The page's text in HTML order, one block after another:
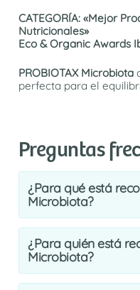
CATEGORÍA: «Mejor
Nutricionales»
Eco & Organic Awards
PROBIOTAX Microbiota
perfecta para el
Preguntas
¿Para qué está
Microbiota?
¿Para quién está
Microbiota?